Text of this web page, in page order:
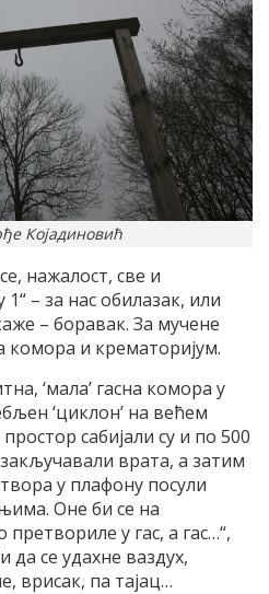
Којадиновић
нажалост, све и
– за нас обилазак, или
– боравак. За мучене
комора и крематоријум.
‘мала’ гасна комора у
‘циклон’ на већем
сабијали су и по 500
врата, а затим
у плафону посули
Оне би се на
у гас, а гас…“,
да се удахне ваздух,
врисак, па тајац…